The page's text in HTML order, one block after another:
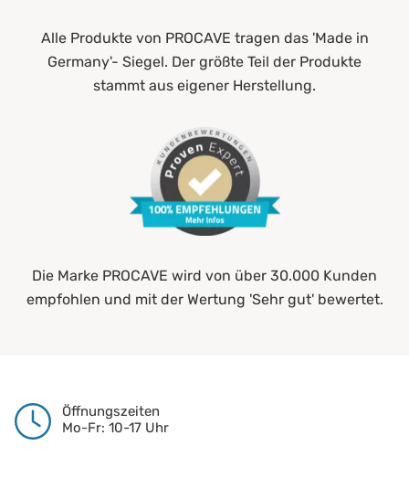
Alle Produkte von PROCAVE tragen das 'Made in
Germany'- Siegel. Der größte Teil der Produkte
stammt aus eigener Herstellung.
Die Marke PROCAVE wird von über 30.000 Kunden
empfohlen und mit der Wertung 'Sehr gut' bewertet.
Öffnungszeiten
Mo-Fr: 10-17 Uhr